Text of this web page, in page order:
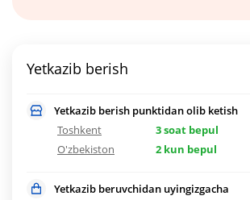
Yetkazib berish
Yetkazib berish punktidan olib ketish
Toshkent
3 soat bepul
O'zbekiston
2 kun bepul
Yetkazib beruvchidan uyingizgacha